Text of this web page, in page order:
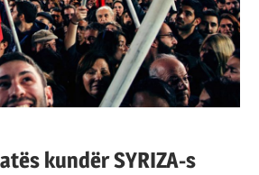
kundër SYRIZA-s